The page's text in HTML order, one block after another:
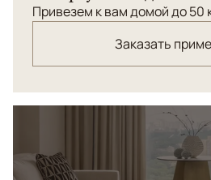
бамбукового шелка — сочетает
Лаконичный дизайн легко
премиальные интерьеры и
акцентом пространства.
Привезем к вам домой до 50
Заказать